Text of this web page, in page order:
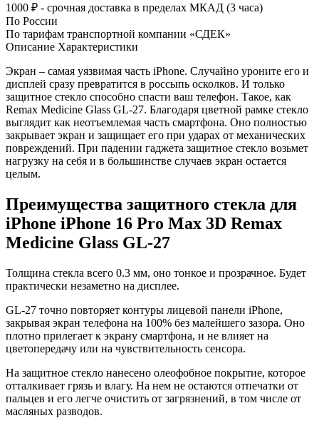
1000 ₽ - срочная доставка в пределах МКАД (3 часа)
По России
По тарифам транспортной компании «СДЕК»
Описание Характеристики
Экран – самая уязвимая часть iPhone. Случайно уроните его и
дисплей сразу превратится в россыпь осколков. И только
защитное стекло способно спасти ваш телефон. Такое, как
Remax Medicine Glass GL-27. Благодаря цветной рамке стекло
выглядит как неотъемлемая часть смартфона. Оно полностью
закрывает экран и защищает его при ударах от механических
повреждений. При падении гаджета защитное стекло возьмет
нагрузку на себя и в большинстве случаев экран остается
целым.
Преимущества защитного стекла для
iPhone iPhone 16 Pro Max 3D Remax
Medicine Glass GL-27
Толщина стекла всего 0.3 мм, оно тонкое и прозрачное. Будет
практически незаметно на дисплее.
GL-27 точно повторяет контуры лицевой панели iPhone,
закрывая экран телефона на 100% без малейшего зазора. Оно
плотно прилегает к экрану смартфона, и не влияет на
цветопередачу или на чувствительность сенсора.
На защитное стекло нанесено олеофобное покрытие, которое
отталкивает грязь и влагу. На нем не остаются отпечатки от
пальцев и его легче очистить от загрязнений, в том числе от
масляных разводов.